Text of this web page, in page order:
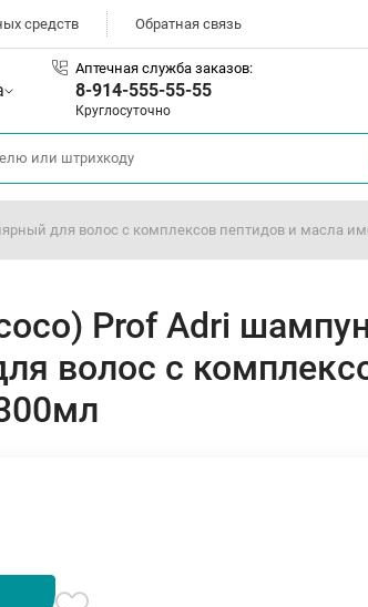
средств Обратная связь
Аптечная служба заказов:
8-914-555-55-55
Круглосуточно
для волос с комплексов пептидов и масла
Prof Adri
волос с